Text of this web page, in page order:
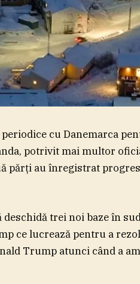
cu Danemarca
potrivit mai multor
părţi au înregistrat
deschidă trei noi baze în
ce lucrează pentru a
Trump atunci când a